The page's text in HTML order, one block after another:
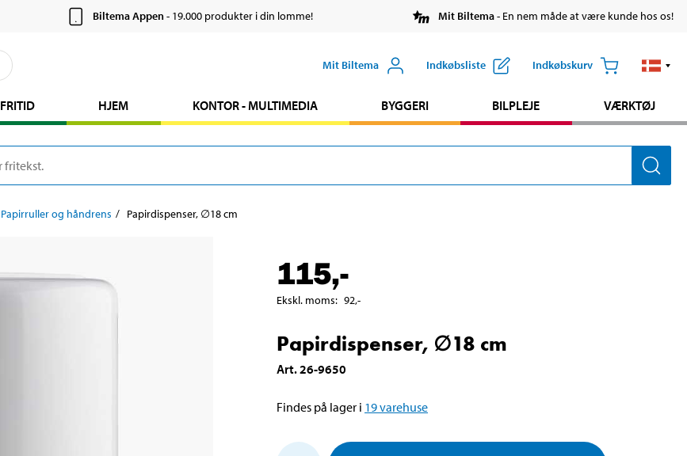
Biltema Appen- 19.000 produkter i din lomme! Mit Biltema- En nem måde at være kunde hos os!
Mit Biltema Indkøbsliste Indkøbskurv
FRITID HJEM KONTOR - MULTIMEDIA BYGGERI BILPLEJE VÆRKTØJ
Papirruller og håndrens Papirdispenser, ∅18 cm
115,-
Ekskl. moms: 92,-
Papirdispenser, ∅18 cm
Art.26-9650
Findes på lager i 19varehuse